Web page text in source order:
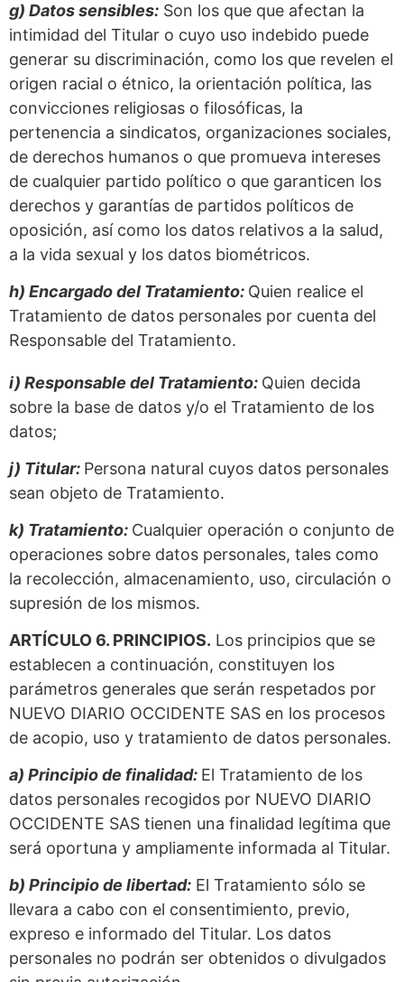
g) Datos sensibles: Son los que que afectan la
intimidad del Titular o cuyo uso indebido puede
generar su discriminación, como los que revelen el
origen racial o étnico, la orientación política, las
convicciones religiosas o filosóficas, la
pertenencia a sindicatos, organizaciones sociales,
de derechos humanos o que promueva intereses
de cualquier partido político o que garanticen los
derechos y garantías de partidos políticos de
oposición, así como los datos relativos a la salud,
a la vida sexual y los datos biométricos.
h) Encargado del Tratamiento: Quien realice el
Tratamiento de datos personales por cuenta del
Responsable del Tratamiento.
i) Responsable del Tratamiento: Quien decida
sobre la base de datos y/o el Tratamiento de los
datos;
j) Titular: Persona natural cuyos datos personales
sean objeto de Tratamiento.
k) Tratamiento: Cualquier operación o conjunto de
operaciones sobre datos personales, tales como
la recolección, almacenamiento, uso, circulación o
supresión de los mismos.
ARTÍCULO 6. PRINCIPIOS. Los principios que se
establecen a continuación, constituyen los
parámetros generales que serán respetados por
NUEVO DIARIO OCCIDENTE SAS en los procesos
de acopio, uso y tratamiento de datos personales.
a) Principio de finalidad: El Tratamiento de los
datos personales recogidos por NUEVO DIARIO
OCCIDENTE SAS tienen una finalidad legítima que
será oportuna y ampliamente informada al Titular.
b) Principio de libertad: El Tratamiento sólo se
llevara a cabo con el consentimiento, previo,
expreso e informado del Titular. Los datos
personales no podrán ser obtenidos o divulgados